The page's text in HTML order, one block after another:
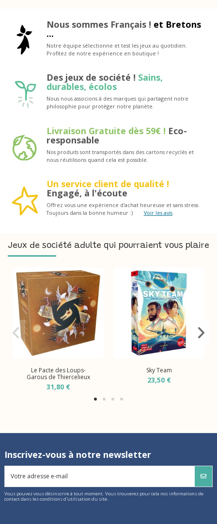
Nous sommes Français ! et Bretons
...
Notre équipe sélectionne et test les jeux au quotidien.
Profitez de notre expérience en boutique !
Des jeux de société ! Sains,
durables, écolos
Nous nous associons à des marques qui partagent notre
philosophie pour protéger notre planète.
Livraison Gratuite dès 59€ ! Eco-
responsable
Nos produits sont transportés dans des cartons recyclés et
nous réutilisons quand cela est possible.
Un service client de qualité !
Engagé, à l'écoute
Offrez vous une expérience d'achat heureuse et sans stress.
Toujours dans la bonne humeur :)
Voir les avis
Jeux de société adulte qui pourraient vous plaire
Le Pacte des Loups-
Garous de Thiercelieux
31,80 €
Sky Team
23,50 €
Inscrivez-vous à notre newsletter
Vous pouvez vous désinscrire à tout moment. Vous trouverez pour cela nos informations de
contact dans les conditions d'utilisation du site.